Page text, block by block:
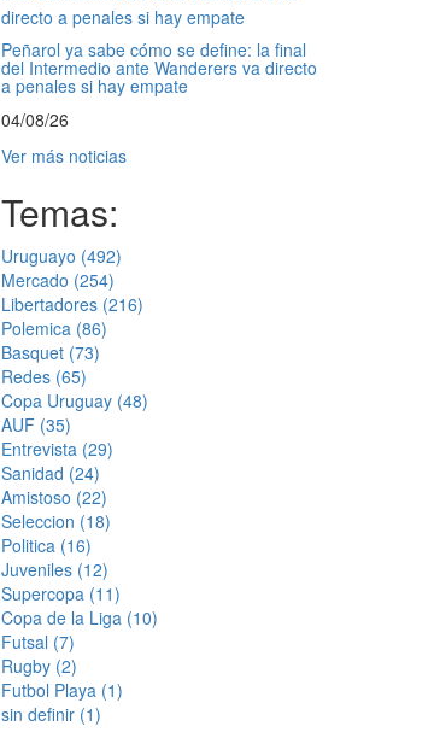
Peñarol ya sabe cómo se define: la final
del Intermedio ante Wanderers va directo
a penales si hay empate
04/08/26
Ver más noticias
Temas:
Uruguayo (492)
Mercado (254)
Libertadores (216)
Polemica (86)
Basquet (73)
Redes (65)
Copa Uruguay (48)
AUF (35)
Entrevista (29)
Sanidad (24)
Amistoso (22)
Seleccion (18)
Politica (16)
Juveniles (12)
Supercopa (11)
Copa de la Liga (10)
Futsal (7)
Rugby (2)
Futbol Playa (1)
sin definir (1)